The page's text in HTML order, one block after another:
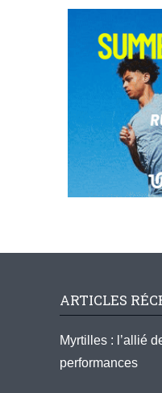
ARTICLES
Myrtilles : l’allié
performances